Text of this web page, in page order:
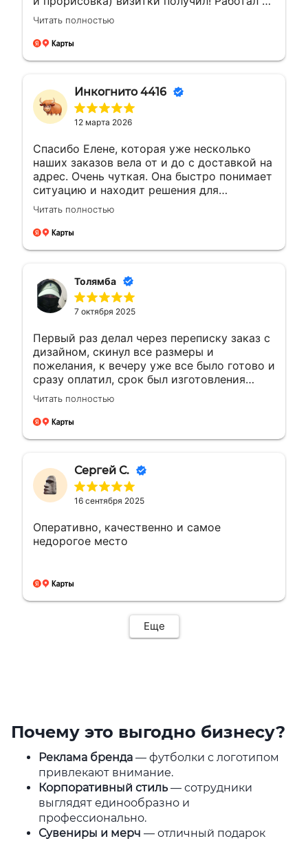
менеджером Еленой. Ей отдельная
благодарность за мгновенные ответы и
полное сопровождение заказа!
Читать полностью
Инкогнито 4416
12 марта 2026
Спасибо Елене, которая уже несколько
наших заказов вела от и до с доставкой на
адрес. Очень чуткая. Она быстро понимает
ситуацию и находит решения для
возникающих вопросов.Это заслуживает
уважения. Будущие компании с такими
сотрудниками всегда на высоте будут
Читать полностью
Толямба
7 октября 2025
Первый раз делал через переписку заказ с
дизайном, скинул все размеры и
пожелания, к вечеру уже все было готово и
сразу оплатил, срок был изготовления
большею...а сделали раньше на день, сразу
доехал и забрал, и отказалось что
самовывоз очень рядом с домом, был
обращаться ещё ! 🤝👍🏼🙌🏼
Читать полностью
Сергей С.
16 сентября 2025
Оперативно, качественно и самое
недорогое место
Еще
Почему это выгодно бизнесу?
Реклама бренда — футболки с логотипом
привлекают внимание.
Корпоративный стиль — сотрудники
выглядят единообразно и
профессионально.
Сувениры и мерч — отличный подарок